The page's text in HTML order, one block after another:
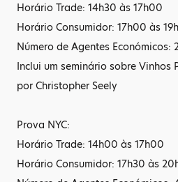
Horário Trade: 14h30 às 17h00
Horário Consumidor: 17h00 às
Número de Agentes Económicos:
Inclui um seminário sobre Vinhos
por Christopher Seely
Prova NYC:
Horário Trade: 14h00 às 17h00
Horário Consumidor: 17h30 às